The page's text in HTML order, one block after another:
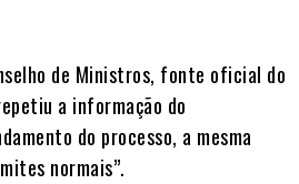
de Ministros, fonte oficial do
a informação do
do processo, a mesma
normais”.